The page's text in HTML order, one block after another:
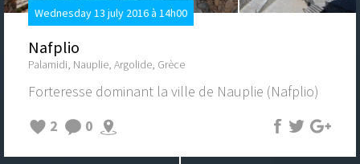
Wednesday 13 july 2016 à 14h00
Nafplio
Palamidi, Nauplie, Argolide, Grèce
Forteresse dominant la ville de Nauplie (Nafplio)
2
0